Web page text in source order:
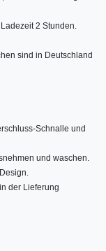
2 Stunden.
sind in Deutschland
Schnalle und
und waschen.
der Lieferung